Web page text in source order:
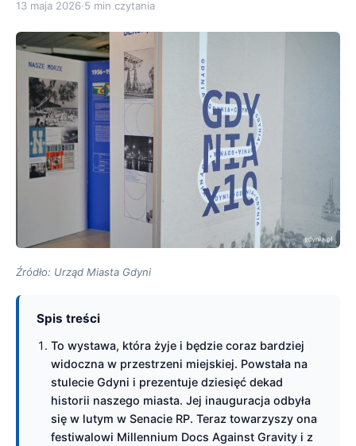
13 maja 2026·5 min czytania
Źródło: Urząd Miasta Gdyni
Spis treści
To wystawa, która żyje i będzie coraz bardziej
widoczna w przestrzeni miejskiej. Powstała na
stulecie Gdyni i prezentuje dziesięć dekad
historii naszego miasta. Jej inauguracja odbyła
się w lutym w Senacie RP. Teraz towarzyszy ona
festiwalowi Millennium Docs Against Gravity i z